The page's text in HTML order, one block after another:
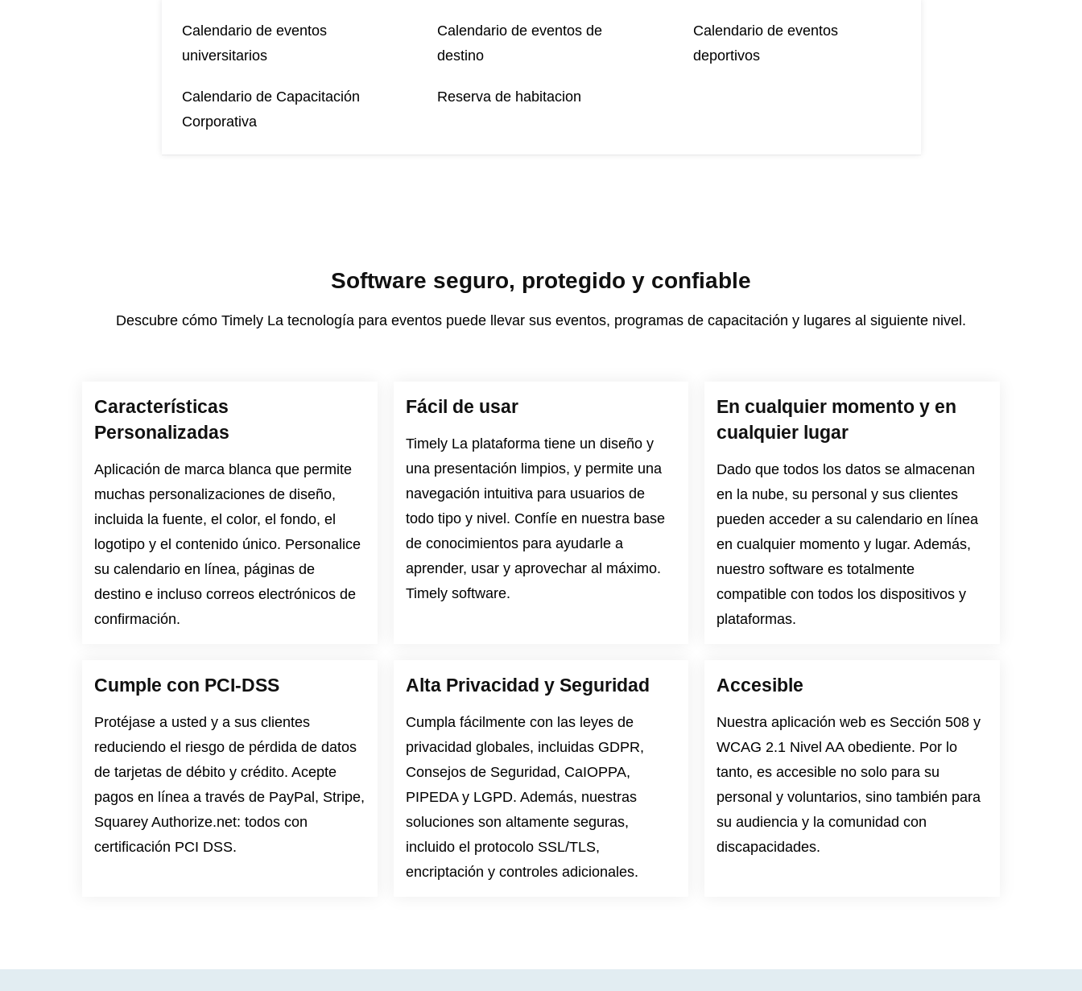
Calendario de eventos
universitarios
Calendario de eventos de
destino
Calendario de eventos
deportivos
Calendario de Capacitación
Corporativa
Reserva de habitacion
Software seguro, protegido y confiable
Descubre cómo Timely La tecnología para eventos puede llevar sus eventos, programas de capacitación y lugares al siguiente nivel.
Características
Personalizadas
Aplicación de marca blanca que permite
muchas personalizaciones de diseño,
incluida la fuente, el color, el fondo, el
logotipo y el contenido único. Personalice
su calendario en línea, páginas de
destino e incluso correos electrónicos de
confirmación.
Fácil de usar
Timely La plataforma tiene un diseño y
una presentación limpios, y permite una
navegación intuitiva para usuarios de
todo tipo y nivel. Confíe en nuestra base
de conocimientos para ayudarle a
aprender, usar y aprovechar al máximo.
Timely software.
En cualquier momento y en
cualquier lugar
Dado que todos los datos se almacenan
en la nube, su personal y sus clientes
pueden acceder a su calendario en línea
en cualquier momento y lugar. Además,
nuestro software es totalmente
compatible con todos los dispositivos y
plataformas.
Cumple con PCI-DSS
Protéjase a usted y a sus clientes
reduciendo el riesgo de pérdida de datos
de tarjetas de débito y crédito. Acepte
pagos en línea a través de PayPal, Stripe,
Squarey Authorize.net: todos con
certificación PCI DSS.
Alta Privacidad y Seguridad
Cumpla fácilmente con las leyes de
privacidad globales, incluidas GDPR,
Consejos de Seguridad, CaIOPPA,
PIPEDAy LGPD. Además, nuestras
soluciones son altamente seguras,
incluido el protocolo SSL/TLS,
encriptación y controles adicionales.
Accesible
Nuestra aplicación web es Sección 508 y
WCAG 2.1 Nivel AAobediente. Por lo
tanto, es accesible no solo para su
personal y voluntarios, sino también para
su audiencia y la comunidad con
discapacidades.